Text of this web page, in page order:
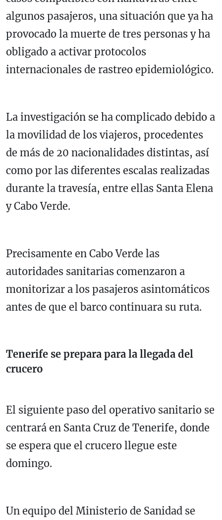
algunos pasajeros, una situación que ya ha
provocado la muerte de tres personas y ha
obligado a activar protocolos
internacionales de rastreo epidemiológico.
La investigación se ha complicado debido a
la movilidad de los viajeros, procedentes
de más de 20 nacionalidades distintas, así
como por las diferentes escalas realizadas
durante la travesía, entre ellas Santa Elena
yCabo Verde.
Precisamente en Cabo Verde las
autoridades sanitarias comenzaron a
monitorizar a los pasajeros asintomáticos
antes de que el barco continuara su ruta.
Tenerife se prepara para la llegada del
crucero
El siguiente paso del operativo sanitario se
centrará en Santa Cruz de Tenerife, donde
se espera que el crucero llegue este
domingo.
Un equipo del Ministerio de Sanidad se